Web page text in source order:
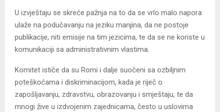
U izvještaju se skreće pažnja na to da se vrlo malo napora
ulaže na podučavanju na jeziku manjina, da ne postoje
publikacije, niti emisije na tim jezicima, te da se ne koriste u
komunikaciji sa administrativnim vlastima.
Komitet ističe da su Romi i dalje suočeni sa ozbiljnim
poteškoćama i diskriminacijom, kada je riječ o
zapošljavanju, zdravstvu, obrazovanju i smještaju, te da
mnogi žive u izdvojenim zajednicama, često u uslovima